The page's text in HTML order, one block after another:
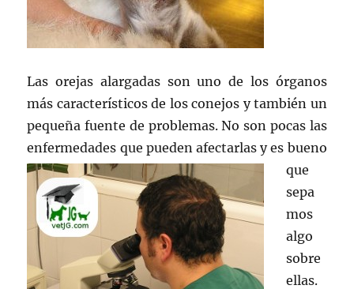
Las orejas alargadas son uno de los órganos
más característicos de los conejos y también un
pequeña fuente de problemas. No son pocas las
enfermedades que pueden afectarlas y es bueno
que
sepa
mos
algo
sobre
ellas.